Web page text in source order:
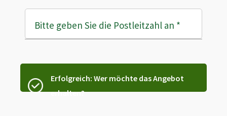
Bitte geben Sie die Postleitzahl an *
Erfolgreich: Wer möchte das Angebot
erhalten?